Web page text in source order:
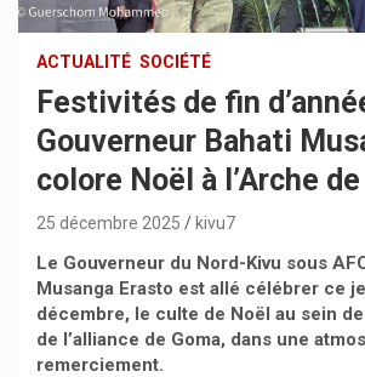
ACTUALITÉ SOCIÉTÉ
Festivités de fin
Gouverneur Bahati
colore Noël à l’Arche
25 décembre 2025 kivu7
Le Gouverneur du Nord-Kivu sous
Musanga Erasto est allé célébrer ce
décembre, le culte de Noël au sein
de l’alliance de Goma, dans une
remerciement.